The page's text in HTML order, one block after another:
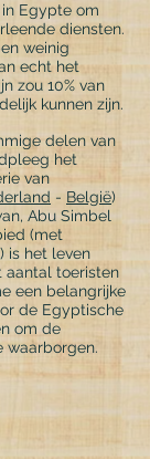
in Egypte om
diensten.
weinig
echt het
zou 10% van
kunnen zijn.
delen van
het
van
- België)
Abu Simbel
(met
is het leven
aantal toeristen
een belangrijke
de Egyptische
om de
waarborgen.